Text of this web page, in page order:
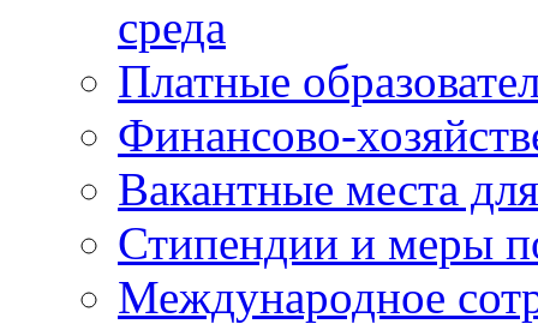
среда
Платные
Финансово-
Вакантные места
Стипендии и меры
Международное